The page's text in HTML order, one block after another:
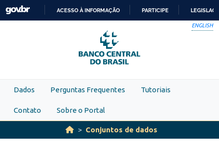
Skip to main content
PARA
O
CONTEÚDO
ACESSO À INFORMAÇÃO PARTICIPE
ENGLISH
Dados Perguntas Frequentes Tutoriais
Contato Sobre o Portal
Conjuntos de dados